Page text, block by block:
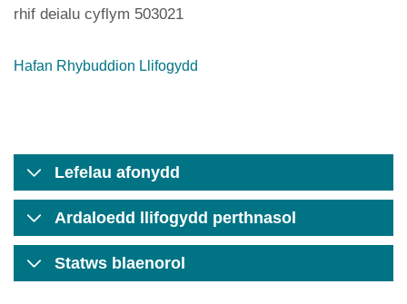
rhif deialu cyflym 503021
Hafan Rhybuddion Llifogydd
Lefelau afonydd
Ardaloedd llifogydd perthnasol
Statws blaenorol